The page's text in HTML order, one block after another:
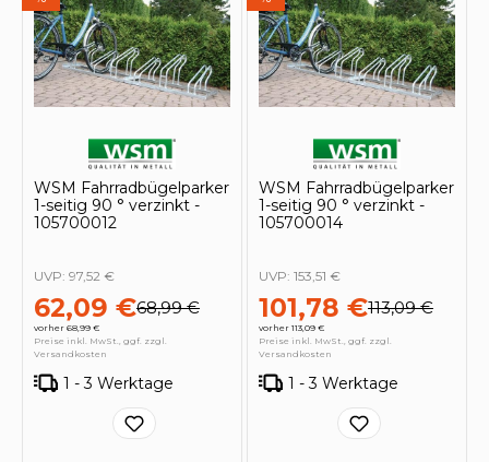
WSM Fahrradbügelparker
1-seitig 90 ° verzinkt -
105700012
62,09 €68,99 €
vorher 68,99 €
UVP: 97,52 €
Preise inkl. MwSt., ggf. zzgl.
Versandkosten
1 - 3 Werktage
WSM Fahrradbügelparker
1-seitig 90 ° verzinkt -
105700014
101,78 €113,09 €
vorher 113,09 €
UVP: 153,51 €
Preise inkl. MwSt., ggf. zzgl.
Versandkosten
1 - 3 Werktage